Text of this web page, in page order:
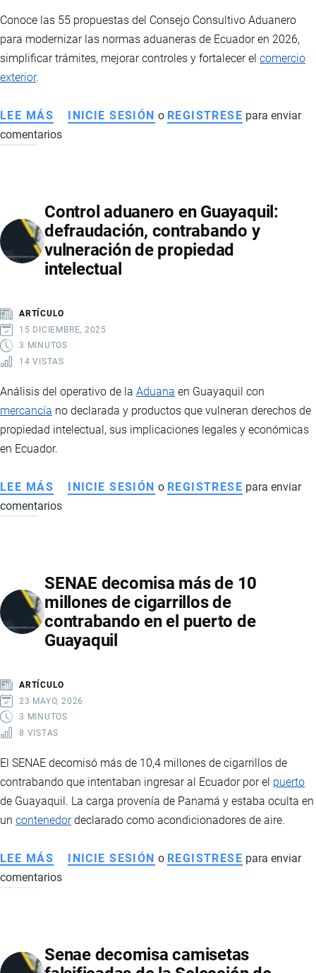
Conoce las 55 propuestas del Consejo Consultivo Aduanero
para modernizar las normas aduaneras de Ecuador en 2026,
simplificar trámites, mejorar controles y fortalecer el comercio
exterior.
LEE MÁS SOBRE
MODERNIZACIÓN
55
PROPUESTAS
PARA
FORTALECER
EXTERIOR
INICIE SESIÓN o REGISTRESE para enviar
comentarios
Control aduanero en Guayaquil:
defraudación, contrabando y
vulneración de propiedad
intelectual
ARTÍCULO
15 DICIEMBRE, 2025
3 MINUTOS
14 VISTAS
Análisis del operativo de la Aduana en Guayaquil con
mercancía no declarada y productos que vulneran derechos de
propiedad intelectual, sus implicaciones legales y económicas
en Ecuador.
LEE MÁS SOBRE
CONTROL
DEFRAUDACIÓN,
CONTRABANDO
Y
VULNERACIÓN
INTELECTUAL
INICIE SESIÓN o REGISTRESE para enviar
comentarios
SENAE decomisa más de 10
millones de cigarrillos de
contrabando en el puerto de
Guayaquil
ARTÍCULO
23 MAYO, 2026
3 MINUTOS
8 VISTAS
El SENAE decomisó más de 10,4 millones de cigarrillos de
contrabando que intentaban ingresar al Ecuador por el puerto
de Guayaquil. La carga provenía de Panamá y estaba oculta en
un contenedordeclarado como acondicionadores de aire.
LEE MÁS SOBRE
SENAE
10
INICIE SESIÓN o REGISTRESE para enviar
comentarios
Senae decomisa camisetas